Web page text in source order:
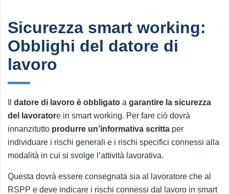
Sicurezza smart working:
Obblighi del datore di
lavoro
datore di lavoro è obbligato a garantire la sicurezza
del lavoratore in smart working. Per fare ciò dovrà
innanzitutto produrre un’informativa scritta per
individuare i rischi generali e i rischi specifici connessi alla
modalità in cui si svolge l’attività lavorativa.
Questa dovrà essere consegnata sia al lavoratore che al
RSPP e deve indicare i rischi connessi dal lavoro in smart